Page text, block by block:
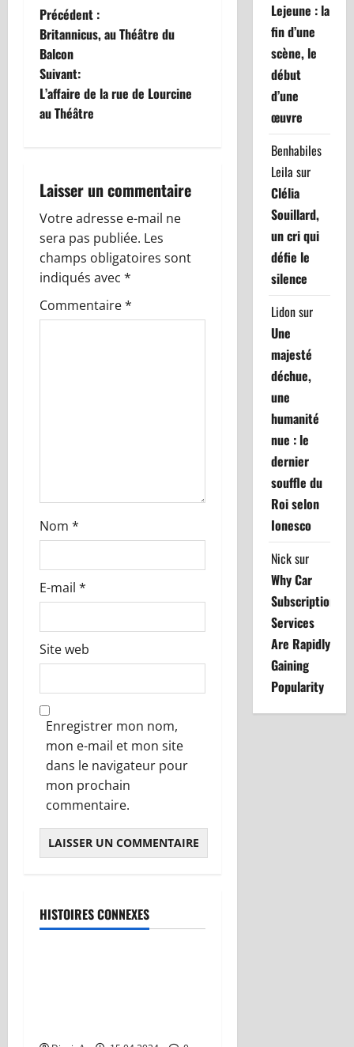
N
a
v
i
a
t
i
o
n
i
c
l
Précédent :
Britannicus, au Théâtre du
Balcon
Suivant:
L’affaire de la rue de Lourcine
au Théâtre
Laisser un commentaire
Votre adresse e-mail ne
sera pas publiée. Les
champs obligatoires sont
indiqués avec *
Commentaire*
Nom *
E-mail *
Site web
Enregistrer mon nom,
mon e-mail et mon site
dans le navigateur pour
mon prochain
commentaire.
HISTOIRES CONNEXES
Avignon 2022
Lejeune : la
fin d’une
scène, le
début
d’une
œuvre
Benhabiles
Leila sur
Clélia
Souillard,
un cri qui
défie le
silence
Lidonsur
Une
majesté
déchue,
une
humanité
nue : le
dernier
souffle du
Roi selon
Ionesco
Nicksur
Why Car
Subscription
Services
Are Rapidly
Gaining
Popularity